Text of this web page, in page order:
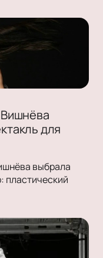
для
выбрала
пластический